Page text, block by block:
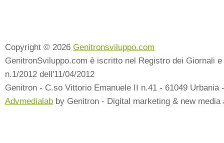
Copyright © 2026 Genitronsviluppo.com
GenitronSviluppo.com è iscritto nel Registro dei Giornali
n.1/2012 dell'11/04/2012
Genitron - C.so Vittorio Emanuele II n.41 - 61049 Urbania
Advmedialab by Genitron - Digital marketing & new media